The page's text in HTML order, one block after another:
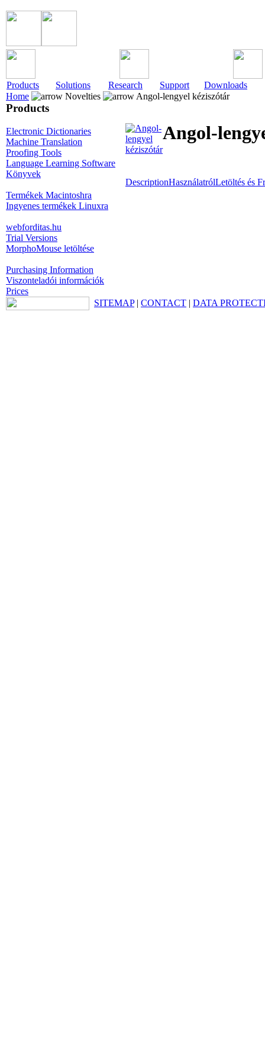
Products Solutions Research Support
Downloads
Home
Novelties Angol-lengyel kéziszótár
Products
Electronic Dictionaries
Machine Translation
Proofing Tools
Language Learning Software
Könyvek
Termékek Macintoshra
Ingyenes termékek Linuxra
webforditas.hu
Trial Versions
MorphoMouse letöltése
Purchasing Information
Viszonteladói információk
Prices
Angol-
DescriptionHasználatrólLetöltés és
SITEMAP| CONTACT | DATA